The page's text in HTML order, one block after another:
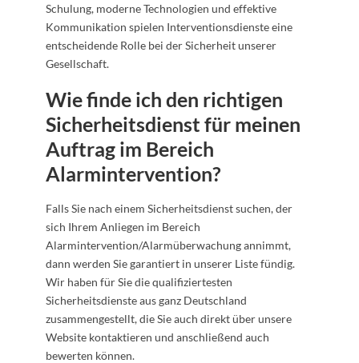
Schulung, moderne Technologien und effektive
Kommunikation spielen Interventionsdienste eine
entscheidende Rolle bei der Sicherheit unserer
Gesellschaft.
Wie finde ich den richtigen
Sicherheitsdienst für meinen
Auftrag im Bereich
Alarmintervention?
Falls Sie nach einem Sicherheitsdienst suchen, der
sich Ihrem Anliegen im Bereich
Alarmintervention/Alarmüberwachung annimmt,
dann werden Sie garantiert in unserer Liste fündig.
Wir haben für Sie die qualifiziertesten
Sicherheitsdienste aus ganz Deutschland
zusammengestellt, die Sie auch direkt über unsere
Website kontaktieren und anschließend auch
bewerten können.